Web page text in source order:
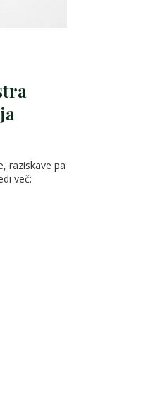
raziskave pa
več: